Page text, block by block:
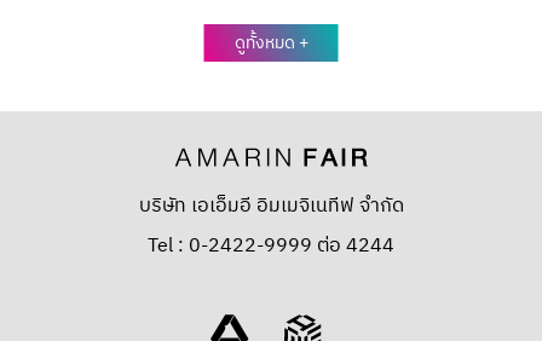
ดูทั้งหมด +
บริษัท เอเอ็มอี อิมเมจิเนทีฟ จำกัด
Tel : 0-2422-9999 ต่อ 4244